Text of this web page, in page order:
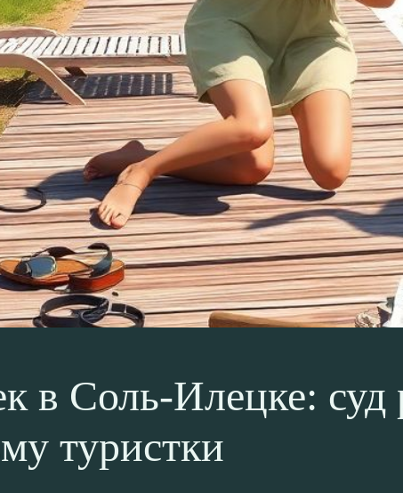
в Соль-Илецке: суд
туристки